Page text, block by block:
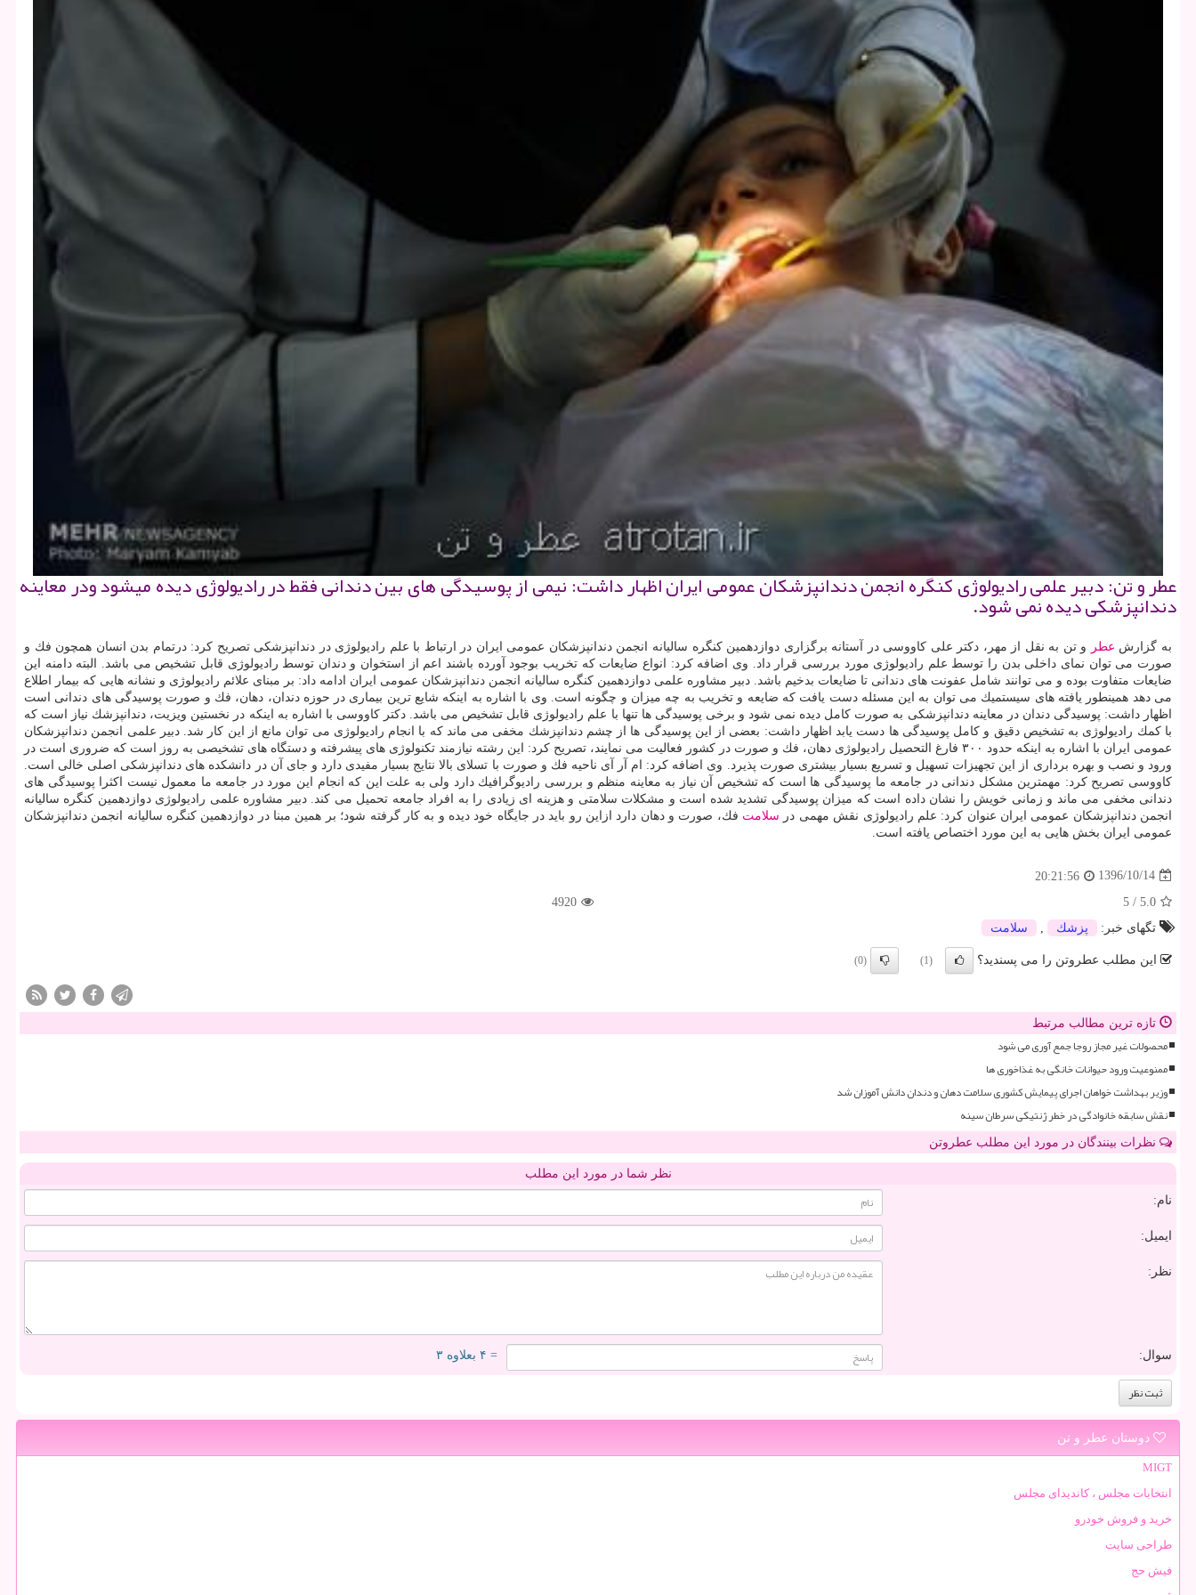
عطر و تن: دبیر علمی رادیولوژی كنگره انجمن دندانپزشكان عمومی ایران اظهار داشت: نیمی از پوسیدگی های بین دندانی فقط در رادیولوژی دیده میشود ودر معاینه
دندانپزشكی دیده نمی شود.
به گزارش عطر
و تن به نقل از مهر، دكتر علی كاووسی در آستانه برگزاری دوازدهمین كنگره سالیانه انجمن دندانپزشكان عمومی ایران در ارتباط با علم رادیولوژی در دندانپزشكی تصریح كرد: درتمام بدن انسان همچون فك و
صورت می توان نمای داخلی بدن را توسط علم رادیولوژی مورد بررسی قرار داد. وی اضافه كرد: انواع ضایعات كه تخریب بوجود آورده باشند اعم از استخوان و دندان توسط رادیولوژی قابل تشخیص می باشد. البته دامنه این
ضایعات متفاوت بوده و می توانند شامل عفونت های دندانی تا ضایعات بدخیم باشد. دبیر مشاوره علمی دوازدهمین كنگره سالیانه انجمن دندانپزشكان عمومی ایران ادامه داد: بر مبنای علائم رادیولوژی و نشانه هایی كه بیمار اطلاع
می دهد همینطور یافته های سیستمیك می توان به این مسئله دست یافت كه ضایعه و تخریب به چه میزان و چگونه است. وی با اشاره به اینكه شایع ترین بیماری در حوزه دندان، دهان، فك و صورت پوسیدگی های دندانی است
اظهار داشت: پوسیدگی دندان در معاینه دندانپزشكی به صورت كامل دیده نمی شود و برخی پوسیدگی ها تنها با علم رادیولوژی قابل تشخیص می باشد. دكتر كاووسی با اشاره به اینكه در نخستین ویزیت، دندانپزشك نیاز است كه
با كمك رادیولوژی به تشخیص دقیق و كامل پوسیدگی ها دست یابد اظهار داشت: بعضی از این پوسیدگی ها از چشم دندانپزشك مخفی می ماند كه با انجام رادیولوژی می توان مانع از این كار شد. دبیر علمی انجمن دندانپزشكان
عمومی ایران با اشاره به اینكه حدود ۳۰۰ فارغ التحصیل رادیولوژی دهان، فك و صورت در كشور فعالیت می نمایند، تصریح كرد: این رشته نیازمند تكنولوژی های پیشرفته و دستگاه های تشخیصی به روز است كه ضروری است در
ورود و نصب و بهره برداری از این تجهیزات تسهیل و تسریع بسیار بیشتری صورت پذیرد. وی اضافه كرد: ام آر آی ناحیه فك و صورت با تسلای بالا نتایج بسیار مفیدی دارد و جای آن در دانشكده های دندانپزشكی اصلی خالی است.
كاووسی تصریح كرد: مهمترین مشكل دندانی در جامعه ما پوسیدگی ها است كه تشخیص آن نیاز به معاینه منظم و بررسی رادیوگرافیك دارد ولی به علت این كه انجام این مورد در جامعه ما معمول نیست اكثرا پوسیدگی های
دندانی مخفی می ماند و زمانی خویش را نشان داده است كه میزان پوسیدگی تشدید شده است و مشكلات سلامتی و هزینه ای زیادی را به افراد جامعه تحمیل می كند. دبیر مشاوره علمی رادیولوژی دوازدهمین كنگره سالیانه
انجمن دندانپزشكان عمومی ایران عنوان كرد: علم رادیولوژی نقش مهمی در سلامت فك، صورت و دهان دارد ازاین رو باید در جایگاه خود دیده و به كار گرفته شود؛ بر همین مبنا در دوازدهمین كنگره سالیانه انجمن دندانپزشكان
عمومی ایران بخش هایی به این مورد اختصاص یافته است.
1396/10/14
20:21:56
5.0
/
5
4920
تگهای خبر:
پزشك سلامت
این مطلب عطروتن را می پسندید؟ (1)
(0)
تازه ترین مطالب مرتبط
محصولات غیر مجاز روجا جمع آوری می شود
ممنوعیت ورود حیوانات خانگی به غذاخوری ها
وزیر بهداشت خواهان اجرای پیمایش کشوری سلامت دهان و دندان دانش آموزان شد
نقش سابقه خانوادگی در خطر ژنتیکی سرطان سینه
نظرات بینندگان در مورد این مطلب عطروتن
نظر شما در مورد این مطلب
نام:
ایمیل:
نظر:
سوال: = ۴ بعلاوه ۳
دوستان عطر و تن
MIGT
انتخابات مجلس ، کاندیدای مجلس
خرید و فروش خودرو
طراحی سایت
فیش حج